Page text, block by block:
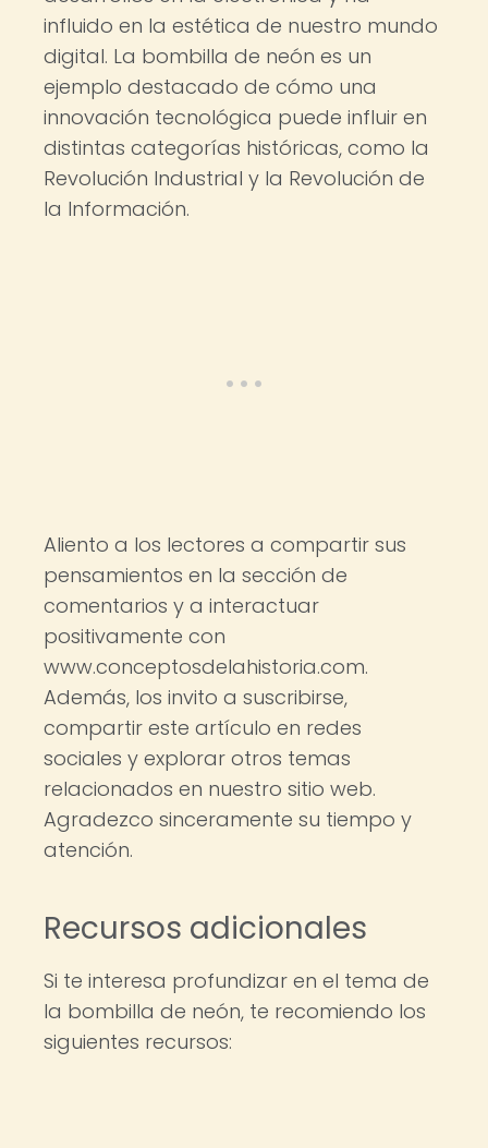
influido en la estética de nuestro mundo
digital. La bombilla de neón es un
ejemplo destacado de cómo una
innovación tecnológica puede influir en
distintas categorías históricas, como la
Revolución Industrial y la Revolución de
la Información.
Aliento a los lectores a compartir sus
pensamientos en la sección de
comentarios y a interactuar
positivamente con
www.conceptosdelahistoria.com.
Además, los invito a suscribirse,
compartir este artículo en redes
sociales y explorar otros temas
relacionados en nuestro sitio web.
Agradezco sinceramente su tiempo y
atención.
Recursos adicionales
Si te interesa profundizar en el tema de
la bombilla de neón, te recomiendo los
siguientes recursos: